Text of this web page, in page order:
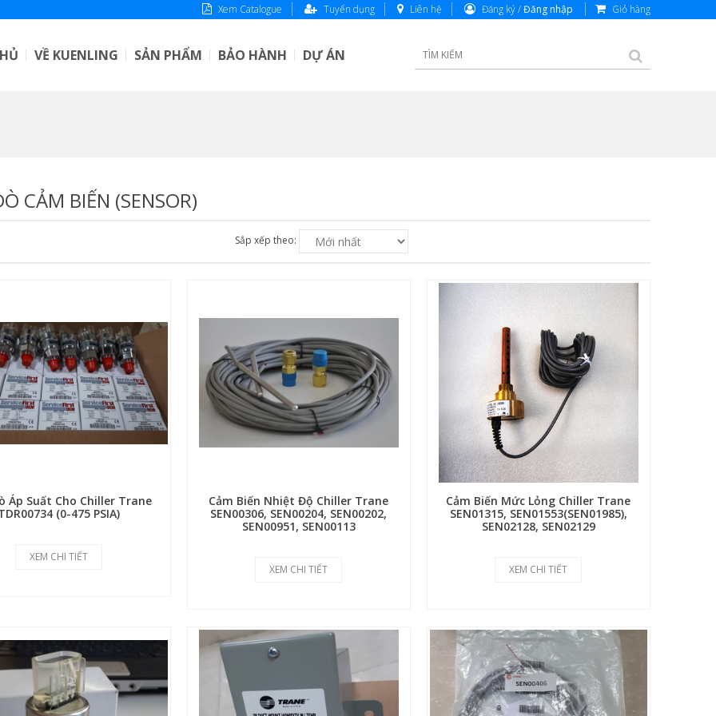
Xem Catalogue Tuyển dụng Liên hệ Đăng ký /Đăng nhập Giỏ hàng
VỀ KUENLING SẢN PHẨM BẢO HÀNH DỰ ÁN
CẢM BIẾN (SENSOR)
Sắp xếp theo:
Áp Suất Cho Chiller Trane
(0-475 PSIA)
XEM CHI TIẾT
Cảm Biến Nhiệt Độ Chiller Trane
SEN00306, SEN00204, SEN00202,
SEN00951, SEN00113
XEM CHI TIẾT
Cảm Biến Mức Lỏng Chiller Trane
SEN01315, SEN01553(SEN01985),
SEN02128, SEN02129
XEM CHI TIẾT